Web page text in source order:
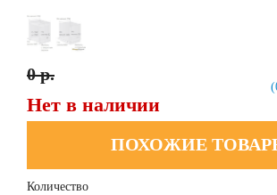
0 р.
Нет в наличии
ПОХОЖИЕ
Количество